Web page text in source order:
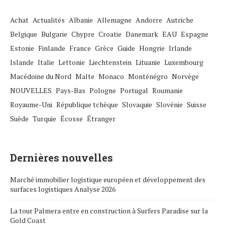
Achat Actualités Albanie Allemagne Andorre Autriche
Belgique Bulgarie Chypre Croatie Danemark EAU Espagne
Estonie Finlande France Grèce Guide Hongrie Irlande
Islande Italie Lettonie Liechtenstein Lituanie Luxembourg
Macédoine du Nord Malte Monaco Monténégro Norvège
NOUVELLES Pays-Bas Pologne Portugal Roumanie
Royaume-Uni République tchèque Slovaquie Slovénie Suisse
Suède Turquie Écosse Étranger
Dernières nouvelles
Marché immobilier logistique européen et développement des
surfaces logistiques Analyse 2026
La tour Palmera entre en construction à Surfers Paradise sur la
Gold Coast